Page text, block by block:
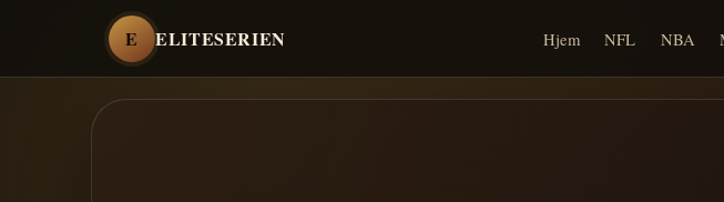
E ELITESERIEN Hjem NFL NBA